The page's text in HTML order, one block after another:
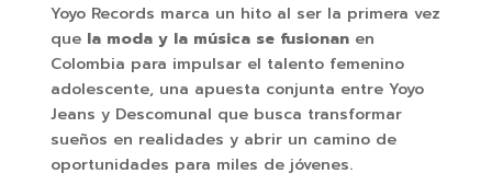
Yoyo Records marca un hito al ser la primera vez
quela moda y la música se fusionanen
Colombia para impulsar el talento femenino
adolescente, una apuesta conjunta entre Yoyo
Jeans y Descomunal que busca transformar
sueños en realidades y abrir un camino de
oportunidades para miles de jóvenes.